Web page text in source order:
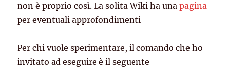
non è proprio così. La solita Wiki ha unapagina
per eventuali approfondimenti
Per chi vuole sperimentare, il comando che ho
invitato ad eseguire è il seguente